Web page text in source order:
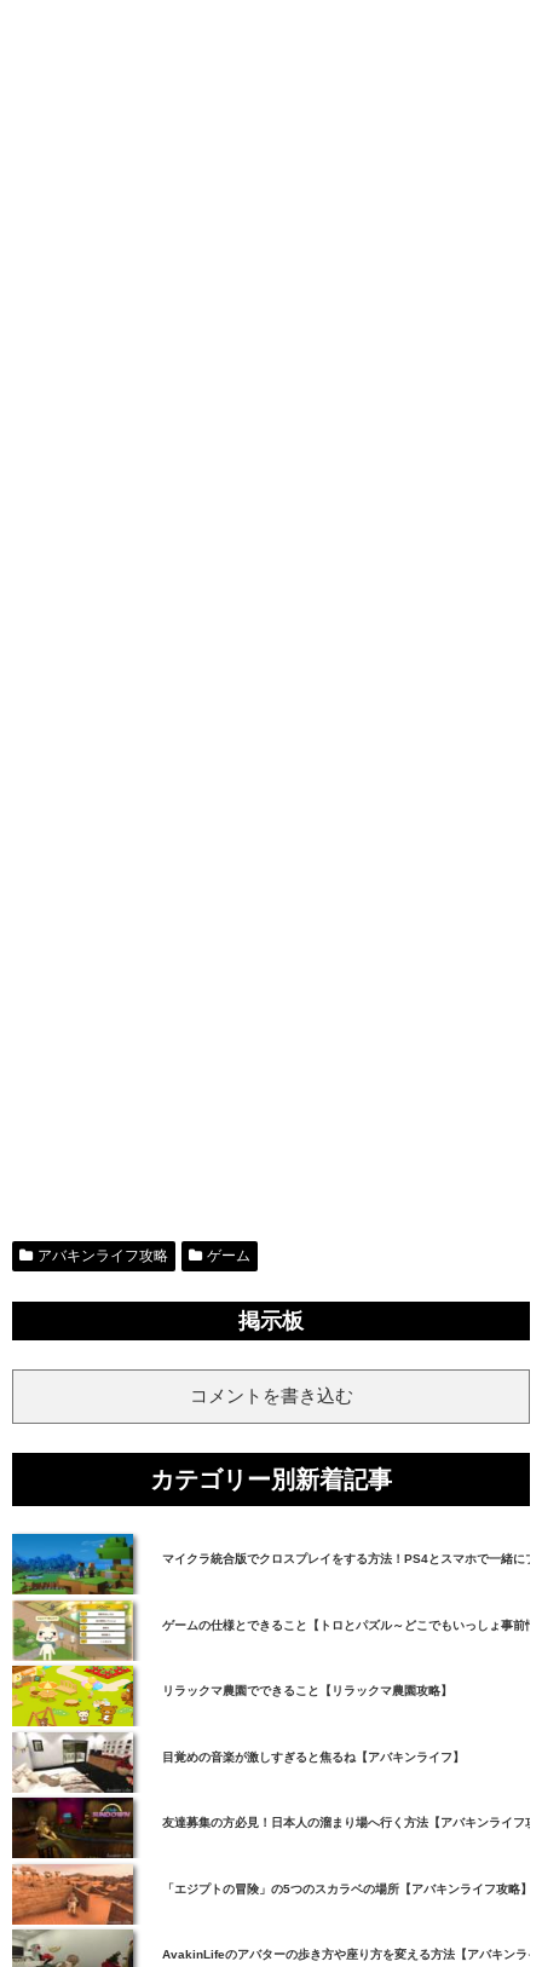
アバキンライフ攻略 ゲーム
掲示板
コメントを書き込む
カテゴリー別新着記事
マイクラ統合版でクロスプレイをする方法！PS4とスマホで一緒にプ
ゲームの仕様とできること【トロとパズル～どこでもいっしょ事前情
リラックマ農園でできること【リラックマ農園攻略】
目覚めの音楽が激しすぎると焦るね【アバキンライフ】
友達募集の方必見！日本人の溜まり場へ行く方法【アバキンライフ攻
「エジプトの冒険」の5つのスカラベの場所【アバキンライフ攻略】
AvakinLifeのアバターの歩き方や座り方を変える方法【アバキンライ